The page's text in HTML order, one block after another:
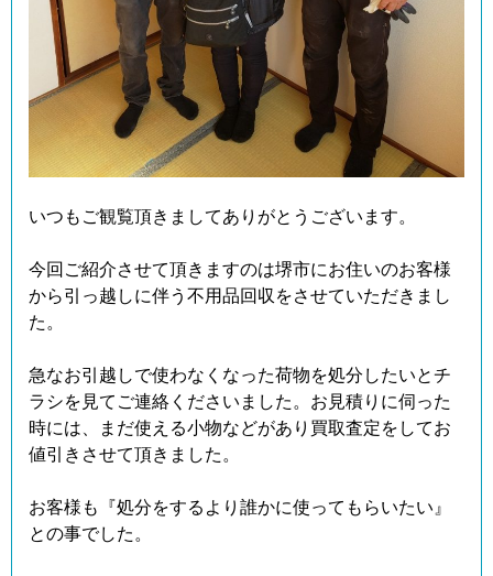
いつもご観覧頂きましてありがとうございます。
今回ご紹介させて頂きますのは堺市にお住いのお客様
から引っ越しに伴う不用品回収をさせていただきまし
た。
急なお引越しで使わなくなった荷物を処分したいとチ
ラシを見てご連絡くださいました。お見積りに伺った
時には、まだ使える小物などがあり買取査定をしてお
値引きさせて頂きました。
お客様も『処分をするより誰かに使ってもらいたい』
との事でした。